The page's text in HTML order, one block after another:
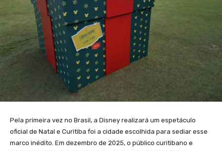
Pela primeira vez no Brasil, a Disney realizará um espetáculo
oficial de Natal e Curitiba foi a cidade escolhida para sediar esse
marco inédito. Em dezembro de 2025, o público curitibano e